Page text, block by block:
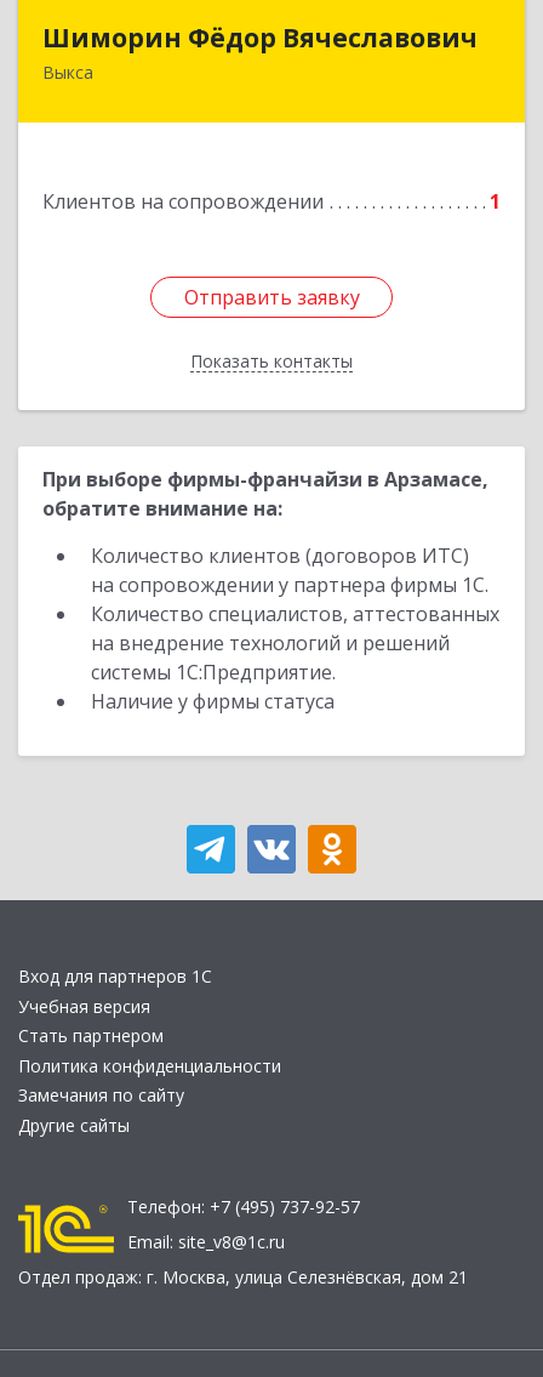
Шиморин Фёдор Вячеславович
Выкса
Клиентов на сопровождении 1
Отправить заявку
Показать контакты
Шиморин Фёдор Вячеславович
Отправить заявку
Назад
При выборе фирмы-франчайзи в Арзамасе,
обратите внимание на:
Количество клиентов (договоров ИТС)
на сопровождении у партнера фирмы 1С.
Количество специалистов, аттестованных
на внедрение технологий и решений
системы 1С:Предприятие.
Наличие у фирмы статуса
Вход для партнеров 1С
Учебная версия
Стать партнером
Политика конфиденциальности
Замечания по сайту
Другие сайты
Телефон: +7 (495) 737-92-57
Email: site_v8@1c.ru
Отдел продаж: г. Москва, улица Селезнёвская, дом 21